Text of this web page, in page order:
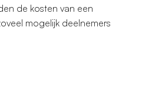
de kosten van een
mogelijk deelnemers